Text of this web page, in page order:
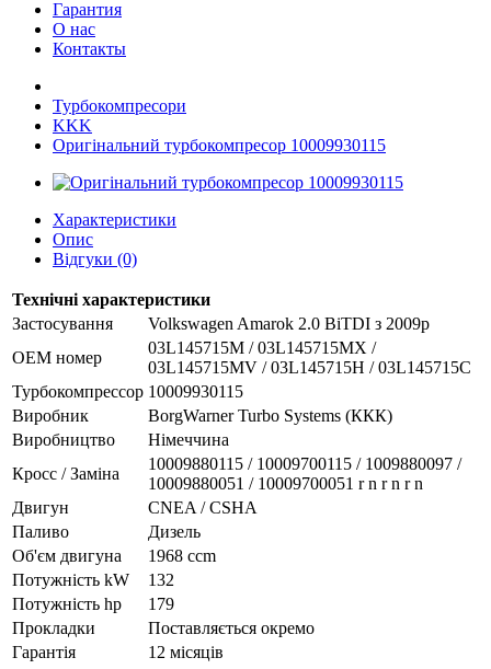
Гарантия
О нас
Контакты
Турбокомпресори
KKK
Оригінальний турбокомпресор 10009930115
Характеристики
Опис
Відгуки (0)
Технічні характеристики
Застосування
Volkswagen Amarok 2.0 BiTDI з 2009р
OEM номер
03L145715M / 03L145715MX /
03L145715MV / 03L145715H / 03L145715C
Турбокомпрессор 10009930115
Виробник
BorgWarner Turbo Systems (ККК)
Виробництво
Німеччина
Кросс / Заміна
10009880115 / 10009700115 / 1009880097 /
10009880051 / 10009700051 r n r n r n
Двигун
CNEA / CSHA
Паливо
Дизель
Об'єм двигуна
1968 ccm
Потужність kW
132
Потужність hp
179
Прокладки
Поставляється окремо
Гарантія
12 місяців